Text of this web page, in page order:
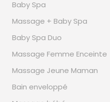
Baby Spa
Massage + Baby Spa
Baby Spa Duo
Massage Femme Enceinte
Massage Jeune Maman
Bain enveloppé